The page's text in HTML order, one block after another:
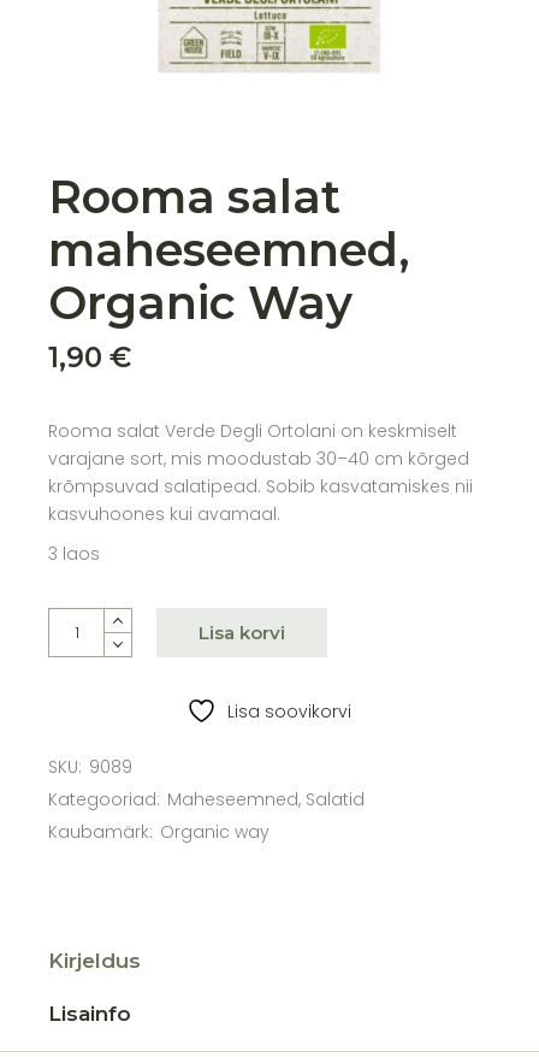
Rooma salat
maheseemned,
Organic Way
1,90€
Rooma salat Verde Degli Ortolani on keskmiselt
varajane sort, mis moodustab 30–40 cm kõrged
krõmpsuvad salatipead. Sobib kasvatamiskes nii
kasvuhoones kui avamaal.
3 laos
Rooma salat maheseemned, Organic Way quantity
Lisa korvi
Lisa soovikorvi
SKU: 9089
Kategooriad: Maheseemned, Salatid
Kaubamärk: Organic way
Kirjeldus
Lisainfo